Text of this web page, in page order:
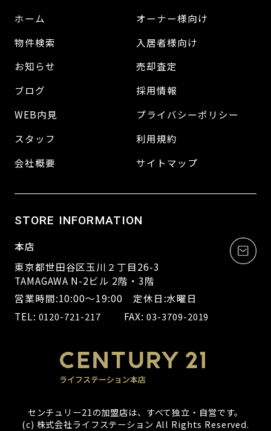
ホーム
物件検索
お知らせ
ブログ
WEB内見
スタッフ
会社概要
オーナー様向け
入居者様向け
売却査定
採用情報
プライバシーポリシー
利用規約
サイトマップ
STORE INFORMATION
本店
東京都世田谷区玉川２丁目26-3
TAMAGAWA N-2ビル 2階・3階
営業時間:10:00～19:00 定休日:水曜日
TEL: 0120-721-217 FAX:03-3709-2019
センチュリー21の加盟店は、すべて独立・自営です。
(c) 株式会社ライフステーション All Rights Reserved.